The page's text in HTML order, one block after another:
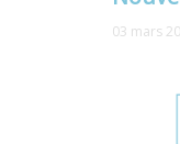
03 mars